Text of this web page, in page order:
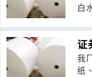
白
证
我
纸